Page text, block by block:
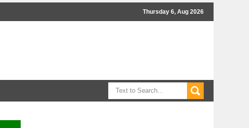
Thursday 6, Aug 2026